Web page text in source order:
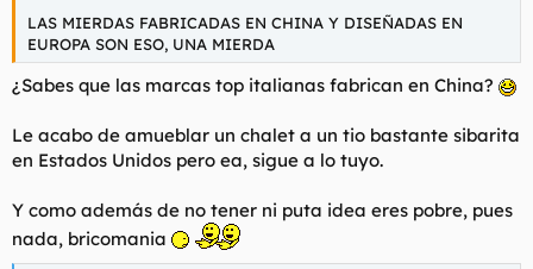
LAS MIERDAS FABRICADAS EN CHINA Y DISEÑADAS EN
EUROPA SON ESO, UNA MIERDA
¿Sabes que las marcas top italianas fabrican en China?
Le acabo de amueblar un chalet a un tio bastante sibarita
en Estados Unidos pero ea, sigue a lo tuyo.
Y como además de no tener ni puta idea eres pobre, pues
nada, bricomania